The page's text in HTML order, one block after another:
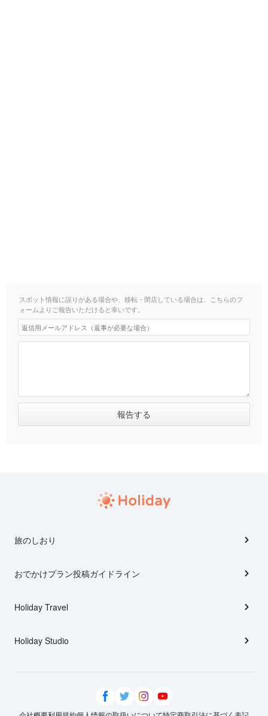
スポット情報に誤りがある場合や、移転・閉店している場合は、こちらのフ
ォームよりご報告いただけると幸いです。
旅のしおり
おでかけプラン投稿ガイドライン
Holiday Travel
Holiday Studio